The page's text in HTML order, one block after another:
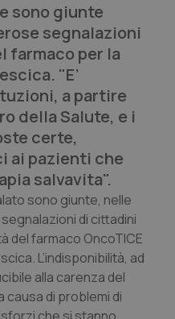
sono giunte
segnalazioni
per la
"E’
a partire
della Salute, e i
certe,
ai pazienti che
salvavita".
sono giunte, nelle
di cittadini
del farmaco OncoTICE
L’indisponibilità, ad
alla carenza del
causa di problemi di